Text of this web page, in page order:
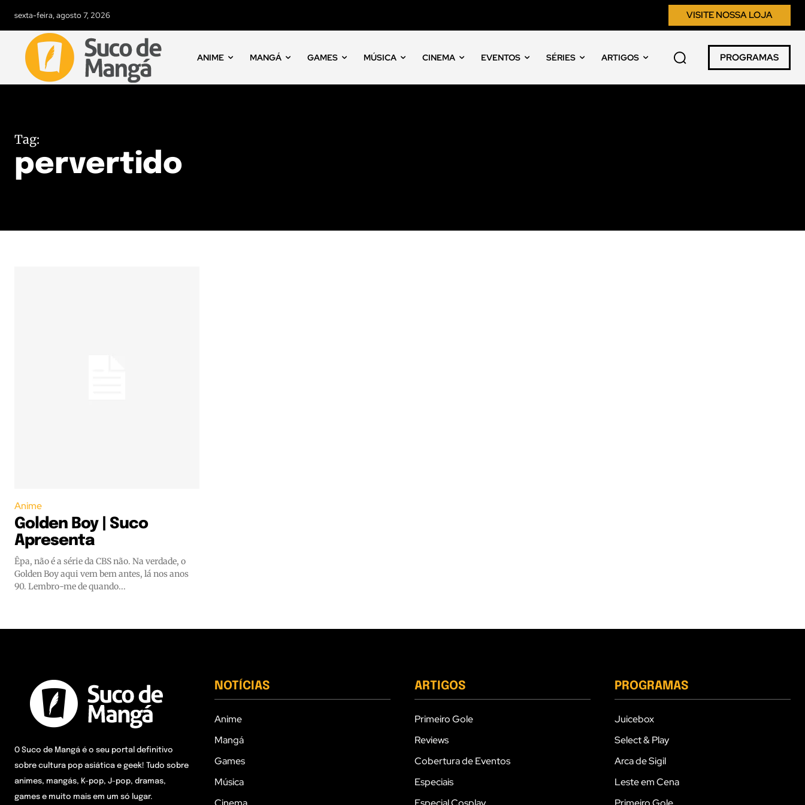
sexta-feira, agosto 7, 2026 VISITE NOSSA LOJA
ANIME MANGÁ GAMES MÚSICA CINEMA EVENTOS SÉRIES ARTIGOS PROGRAMAS
Tag:
pervertido
Anime
Golden Boy | Suco
Apresenta
Êpa, não é a série da CBS não. Na verdade, o
Golden Boy aqui vem bem antes, lá nos anos
90. Lembro-me de quando...
O Suco de Mangá é o seu portal definitivo
sobre cultura pop asiática e geek! Tudo sobre
animes, mangás, K-pop, J-pop, dramas,
games e muito mais em um só lugar.
NOTÍCIAS
Anime
Mangá
Games
Música
ARTIGOS
Primeiro Gole
Reviews
Cobertura de Eventos
Especiais
PROGRAMAS
Juicebox
Select & Play
Arca de Sigil
Leste em Cena